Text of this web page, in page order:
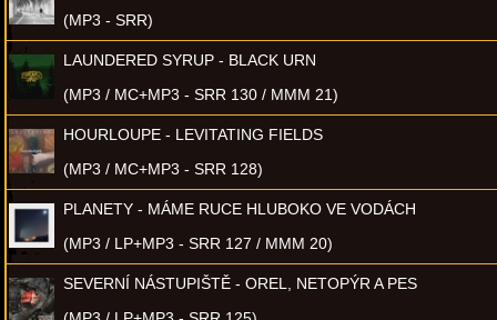
(MP3 - SRR)
LAUNDERED SYRUP - BLACK URN
(MP3 / MC+MP3 - SRR 130 / MMM 21)
HOURLOUPE - LEVITATING FIELDS
(MP3 / MC+MP3 - SRR 128)
PLANETY - MÁME RUCE HLUBOKO VE VODÁCH
(MP3 / LP+MP3 - SRR 127 / MMM 20)
SEVERNÍ NÁSTUPIŠTĚ - OREL, NETOPÝR A PES